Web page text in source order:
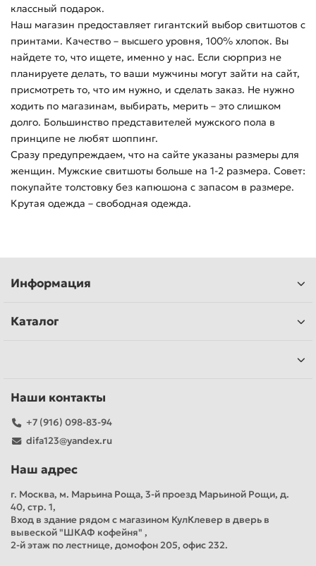
классный подарок.
Наш магазин предоставляет гигантский выбор свитшотов с
принтами. Качество – высшего уровня, 100% хлопок. Вы
найдете то, что ищете, именно у нас. Если сюрприз не
планируете делать, то ваши мужчины могут зайти на сайт,
присмотреть то, что им нужно, и сделать заказ. Не нужно
ходить по магазинам, выбирать, мерить – это слишком
долго. Большинство представителей мужского пола в
принципе не любят шоппинг.
Сразу предупреждаем, что на сайте указаны размеры для
женщин. Мужские свитшоты больше на 1-2 размера. Совет:
покупайте толстовку без капюшона с запасом в размере.
Крутая одежда – свободная одежда.
Информация
Каталог
Наши контакты
+7 (916) 098-83-94
difa123@yandex.ru
Наш адрес
г. Москва, м. Марьина Роща, 3-й проезд Марьиной Рощи, д.
40, стр. 1,
Вход в здание рядом с магазином КулКлевер в дверь в
вывеской "ШКАФ кофейня" ,
2-й этаж по лестнице, домофон 205, офис 232.